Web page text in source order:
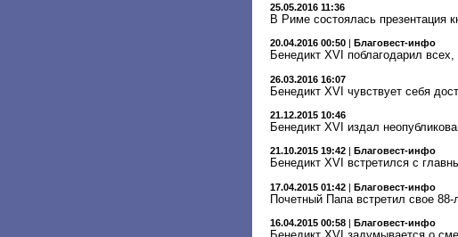
25.05.2016 11:36
В Риме состоялась презентация
20.04.2016 00:50 | Благовест-инфо
Бенедикт XVI поблагодарил
26.03.2016 16:07
Бенедикт XVI чувствует себя
21.12.2015 10:46
Бенедикт XVI издал
21.10.2015 19:42 | Благовест-инфо
Бенедикт XVI встретился с
17.04.2015 01:42 | Благовест-инфо
Почетный Папа встретил свое
16.04.2015 00:58 | Благовест-инфо